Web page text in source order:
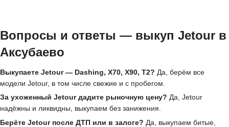
Вопросы и ответы — выкуп Jetour в
Аксубаево
Выкупаете Jetour — Dashing, X70, X90, T2? Да, берём все
модели Jetour, в том числе свежие и с пробегом.
За ухоженный Jetour дадите рыночную цену? Да, Jetour
надёжны и ликвидны, выкупаем без занижения.
Берёте Jetour после ДТП или в залоге? Да, выкупаем битые,